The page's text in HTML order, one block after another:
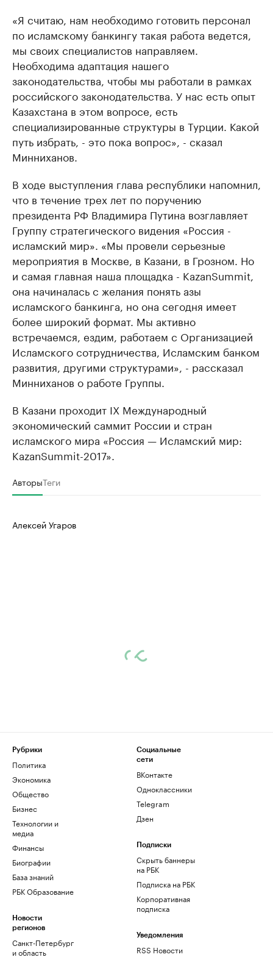
«Я считаю, нам необходимо готовить персонал
по исламскому банкингу такая работа ведется,
мы своих специалистов направляем.
Необходима адаптация нашего
законодательства, чтобы мы работали в рамках
российского законодательства. У нас есть опыт
Казахстана в этом вопросе, есть
специализированные структуры в Турции. Какой
путь избрать, - это пока вопрос», - сказал
Минниханов.
В ходе выступления глава республики напомнил,
что в течение трех лет по поручению
президента РФ Владимира Путина возглавляет
Группу стратегического видения «Россия -
исламский мир». «Мы провели серьезные
мероприятия в Москве, в Казани, в Грозном. Но
и самая главная наша площадка - KazanSummit,
она начиналась с желания понять азы
исламского банкинга, но она сегодня имеет
более широкий формат. Мы активно
встречаемся, ездим, работаем с Организацией
Исламского сотрудничества, Исламским банком
развития, другими структурами», - рассказал
Минниханов о работе Группы.
В Казани проходит IX Международный
экономический саммит России и стран
исламского мира «Россия — Исламский мир:
KazanSummit-2017».
АвторыТеги
Алексей Угаров
Рубрики
Политика
Экономика
Общество
Бизнес
Технологии и
медиа
Финансы
Биографии
База знаний
РБК Образование
Новости
регионов
Санкт-Петербург
и область
Социальные
сети
ВКонтакте
Одноклассники
Telegram
Дзен
Подписки
Скрыть баннеры
на РБК
Подписка на РБК
Корпоративная
подписка
Уведомления
RSS Новости